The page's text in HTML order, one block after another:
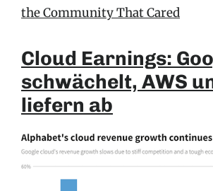
the Community That Cared
Cloud Earnings:
schwächelt, AWS
liefern ab